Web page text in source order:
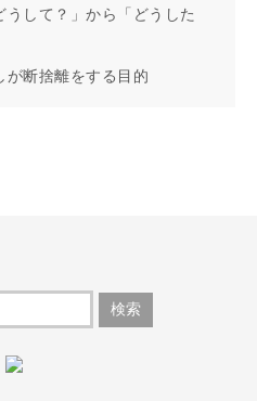
うして？」から「どうした
が断捨離をする目的